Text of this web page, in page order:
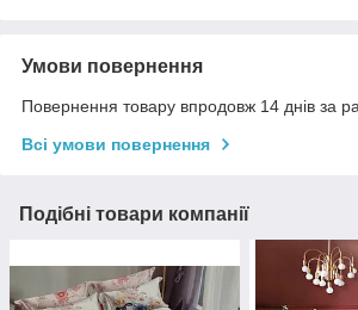
Умови повернення
Повернення товару впродовж 14 днів за
Всі умови повернення
Подібні товари компанії